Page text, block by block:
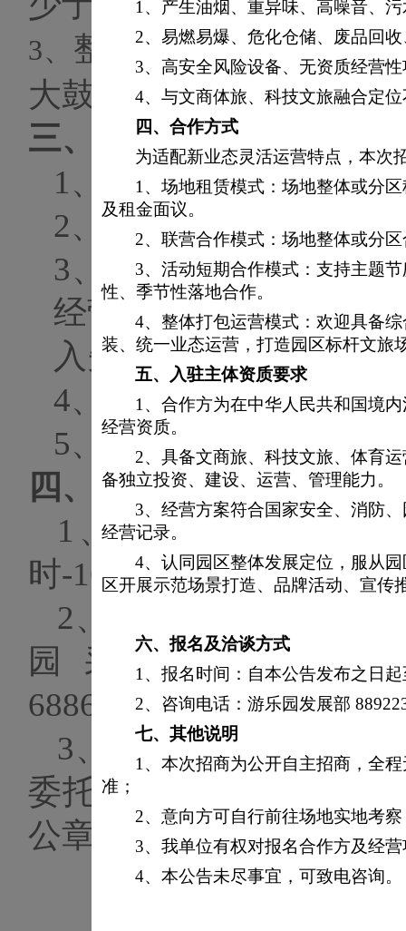
1、产生油烟、重异味、高噪音、
2、易燃易爆、危化仓储、废品回
3、高安全风险设备、无资质经营
4、与文商体旅、科技文旅融合定
四、合作方式
为适配新业态灵活运营特点，本次
1、场地租赁模式：场地整体或分
及租金面议。
2、联营合作模式：场地整体或分
3、活动短期合作模式：支持主题
性、季节性落地合作。
4、整体打包运营模式：欢迎具备
装、统一业态运营，打造园区标杆文旅
五、 入驻主体资质要求
1、合作方为在中华人民共和国境
经营资质。
2、具备文商旅、科技文旅、体育
备独立投资、建设、运营、管理能力。
3、经营方案符合国家安全、消防
经营记录。
4、认同园区整体发展定位，服从
区开展示范场景打造、品牌活动、宣传
六、报名及洽谈方式
1、报名时间：自本公告发布之日
2、咨询电话：游乐园发展部
七、其他说明
1、本次招商为公开自主招商，全
准；
2、意向方可自行前往场地实地考
3、我单位有权对报名合作方及经
4、本公告未尽事宜，可致电咨询。
3、 整体演出团队不少于
大鼓表演人员1人、大镲
三、
选方要求
1 、应选人具有独立法
2、具有营业性演出许
3、
经营状态良好，
经营异常名录及严重
入失信被执行人和重
4、具有安塞腰鼓演出
5、该项目不接受分包
四 、 比选须知文件的获取
1、获取时间：2026
时-16:00时；
2、获取地址：北京石
园采购部203/207
68862884/19520334660
3、获取条件：需要营
委托书原件、被授权人
公章）